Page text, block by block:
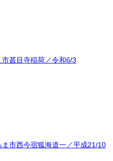
甚目寺稲荷／令和6/3
市西今宿狐海道一／平成21/10